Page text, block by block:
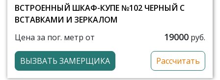
ВСТРОЕННЫЙ ШКАФ-КУПЕ №102 ЧЕРНЫЙ С
ВСТАВКАМИ И ЗЕРКАЛОМ
Цена за пог. метр от
19000 руб.
ВЫЗВАТЬ ЗАМЕРЩИКА Рассчитать